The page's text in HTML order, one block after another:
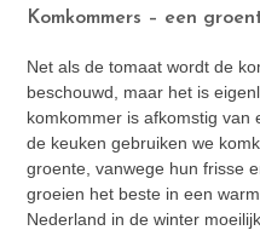
Komkommers – een
Net als de tomaat wordt de
beschouwd, maar het is
komkommer is afkomstig van
de keuken gebruiken we
groente, vanwege hun frisse
groeien het beste in een
Nederland in de winter